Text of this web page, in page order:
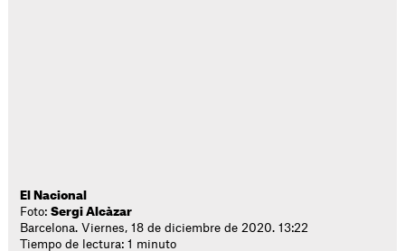
El Nacional
Foto:Sergi Alcàzar
Barcelona. Viernes, 18 de diciembre de 2020. 13:22
Tiempo de lectura: 1 minuto